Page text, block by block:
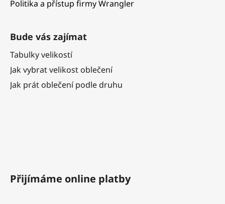
Politika a přístup firmy Wrangler
Bude vás zajímat
Tabulky velikostí
Jak vybrat velikost oblečení
Jak prát oblečení podle druhu
Přijímáme online platby